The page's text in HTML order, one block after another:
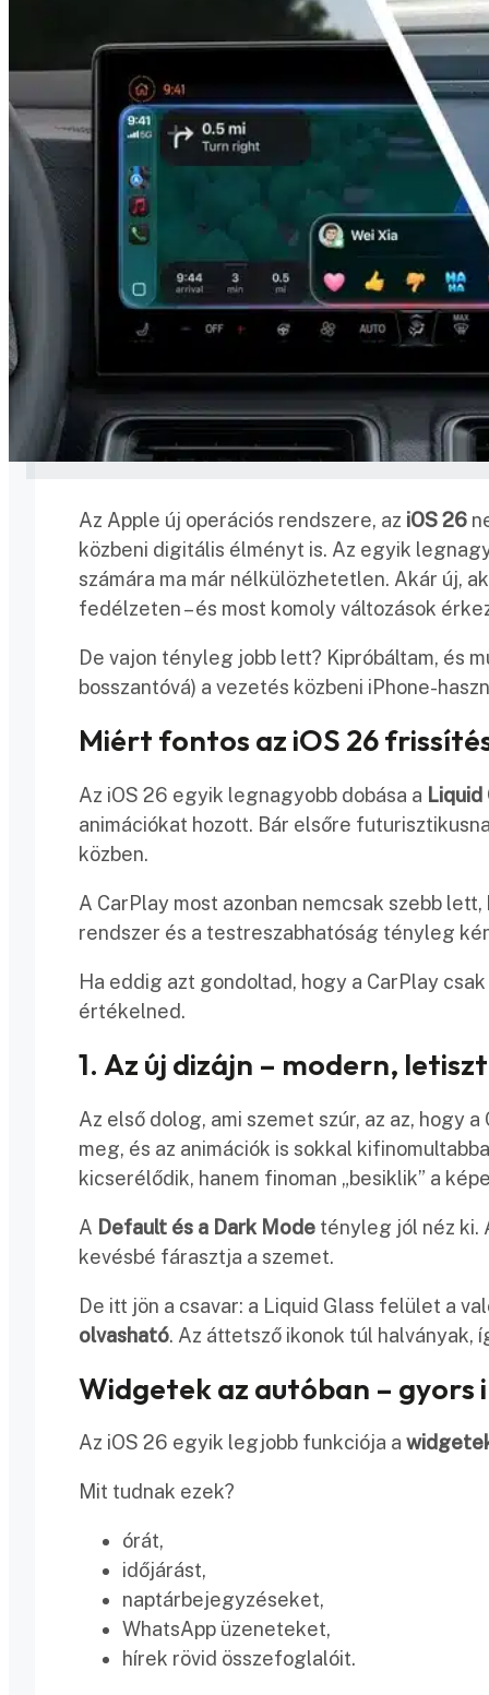
Az Apple új operációs rendszere, az iOS 26
közbeni digitális élményt is. Az egyik
számára ma már nélkülözhetetlen. Akár új,
fedélzeten – és most komoly változások
De vajon tényleg jobb lett? Kipróbáltam, és
bosszantóvá) a vezetés közbeni iPhone-
Miért fontos az iOS 26
Az iOS 26 egyik legnagyobb dobása a
animációkat hozott. Bár elsőre
közben.
A CarPlay most azonban nemcsak szebb
rendszer és a testreszabhatóság tényleg
Ha eddig azt gondoltad, hogy a CarPlay
értékelned.
1. Az új dizájn – modern,
Az első dolog, ami szemet szúr, az az, hogy
meg, és az animációk is sokkal
kicserélődik, hanem finoman „besiklik” a
A Default és a Dark Mode tényleg jól néz ki.
kevésbé fárasztja a szemet.
De itt jön a csavar: a Liquid Glass felület a
olvasható. Az áttetsző ikonok túl halványak,
Widgetek az autóban –
Az iOS 26 egyik legjobb funkciója a
Mit tudnak ezek?
órát,
időjárást,
naptárbejegyzéseket,
WhatsApp üzeneteket,
hírek rövid összefoglalóit.